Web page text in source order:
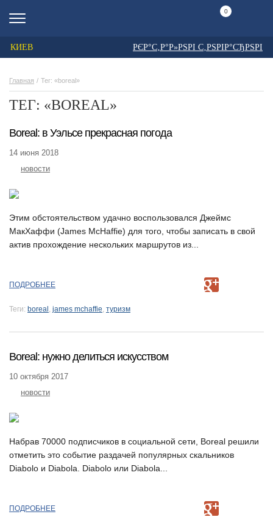
0
КИЕВ РЄР°С‚Р°Р»РЅРІ С‚РЅРІР°СЂРЅРІ
ТЕГ: «BOREAL»
Главная Тег: «boreal»
Boreal: в Уэльсе прекрасная погода
14 июня 2018
новости
Этим обстоятельством удачно воспользовался Джеймс
МакХаффи (James McHaffie) для того, чтобы записать в свой
актив прохождение нескольких маршрутов из...
ПОДРОБНЕЕ
Теги: boreal , james mchaffie, туризм
Boreal: нужно делиться искусством
10 октября 2017
новости
Набрав 70000 подписчиков в социальной сети, Boreal решили
отметить это событие раздачей популярных скальников
Diabolo и Diabola. Diabolo или Diabola...
ПОДРОБНЕЕ